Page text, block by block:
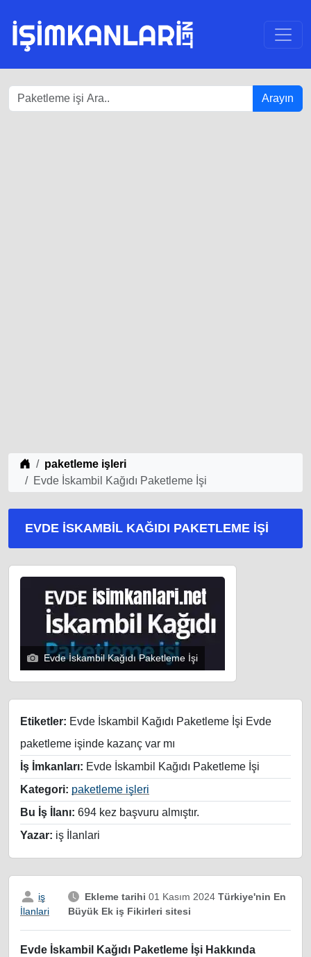
Arayın
iş Fikirleri
paketleme işleri
Evde İskambil Kağıdı Paketleme İşi
EVDE İSKAMBIL KAĞIDI PAKETLEME İŞI
Evde İskambil Kağıdı Paketleme İşi
Etiketler: Evde İskambil Kağıdı Paketleme İşi Evde
paketleme işinde kazanç var mı
İş İmkanları: Evde İskambil Kağıdı Paketleme İşi
Kategori: paketleme işleri
Bu İş İlanı: 694 kez başvuru almıştır.
Yazar: iş İlanlari
iş
İlanlari
Ekleme tarihi 01 Kasım 2024 Türkiye'nin En
Büyük Ek iş Fikirleri sitesi
Evde İskambil Kağıdı Paketleme İşi Hakkında